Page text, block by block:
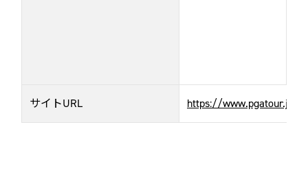
サイトURL https://www.pgatour.jp/